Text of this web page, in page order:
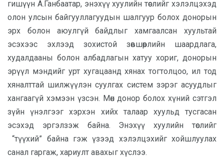
гишүүн А.Ганбаатар, энэхүү хуулийн төслийг хэлэлцэхэд
олон улсын байгууллагуудын шалгуур болох донорын
эрх болон аюулгүй байдлыг хамгаалсан хуультай
эсэхээс эхлээд зохистой зөвшөөрлийн шаардлага,
худалдааны болон албадлагын хатуу хориг, донорын
эрүүл мэндийг урт хугацаанд хянах тогтолцоо, ил тод
хяналттай шилжүүлэн суулгах систем зэрэг асуудлыг
хангаагүй хэмээн үзсэн. Мөн донор болох хүний сэтгэл
зүйн үнэлгээг хэрхэн хийх талаар хуульд тусгасан
эсэхэд эргэлзэж байна. Энэхүү хуулийн төслийг
“түүхий” байна гэж үзээд хэлэлцэхийг хойшлуулах
санал гаргаж, хариулт авахыг хүслээ.